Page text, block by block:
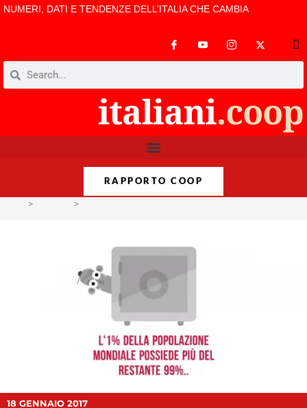
NUMERI, DATI E TENDENZE DELL’ITALIA CHE CAMBIA
RAPPORTO COOP
> >
18 GENNAIO 2017